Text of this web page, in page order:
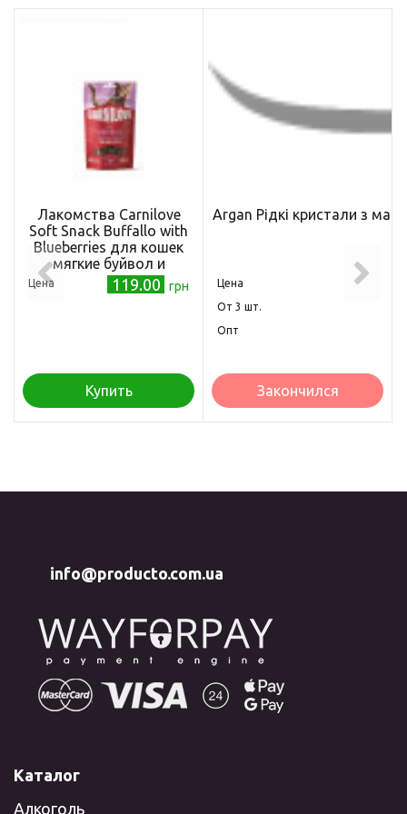
Лакомства Carnilove
Soft Snack Buffallo with
Blueberries для кошек
мягкие буйвол и
голубика 50 г
Цена 119.00 грн
Купить
Argan Рідкі кристали з
Цена
Oт 3 шт.
Опт
Закончился
info@producto.com.ua
Каталог
Алкоголь